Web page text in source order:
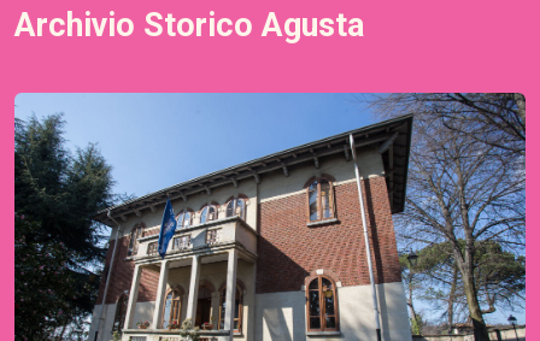
Archivio Storico Agusta